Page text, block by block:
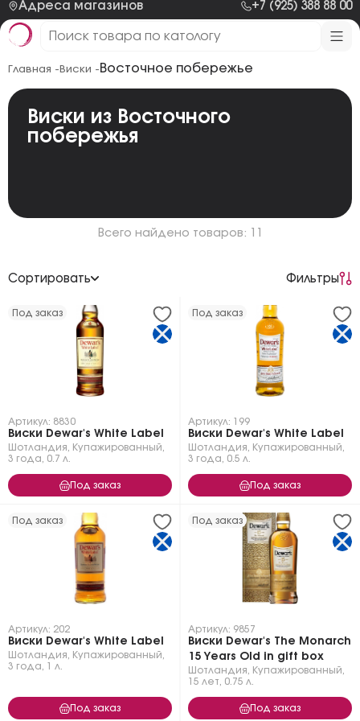
Адреса магазинов +7 (925) 388 88 00
Главная - Виски - Восточное побережье
Виски из Восточного
побережья
Всего найдено товаров: 11
Сортировать Фильтры
Под заказ
Артикул: 8830
Виски Dewar's White Label
Шотландия Купажированный
3 года
0.7 л.
Под заказ
Под заказ
Артикул: 199
Виски Dewar's White Label
Шотландия Купажированный
3 года
0.5 л.
Под заказ
Под заказ
Артикул: 202
Виски Dewar's White Label
Шотландия Купажированный
3 года
1 л.
Под заказ
Под заказ
Артикул: 9857
Виски Dewar's The Monarch
15 Years Old in gift box
Шотландия Купажированный
15 лет
0.75 л.
Под заказ